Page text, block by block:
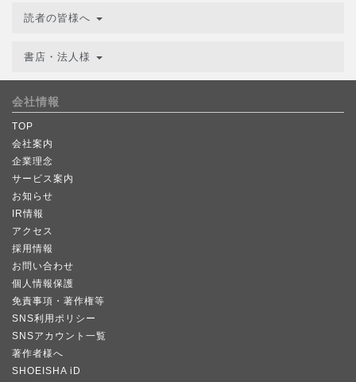
読者の皆様へ
書店・法人様
会社情報
TOP
会社案内
企業理念
サービス案内
お知らせ
IR情報
アクセス
採用情報
お問い合わせ
個人情報保護
免責事項・著作権等
SNS利用ポリシー
SNSアカウント一覧
著作者様へ
SHOEISHA iD